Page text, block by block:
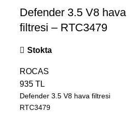
Defender 3.5 V8 hava
filtresi – RTC3479
Stokta
ROCAS
935 TL
Defender 3.5 V8 hava filtresi
RTC3479